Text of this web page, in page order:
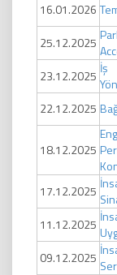
16.01.2026
25.12.2025
23.12.2025 İş
22.12.2025
18.12.2025
17.12.2025
11.12.2025
09.12.2025